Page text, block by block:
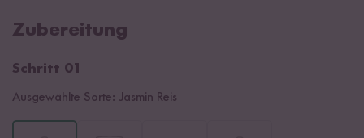
Zubereitung
Schritt 01
Ausgewählte Sorte: Jasmin Reis